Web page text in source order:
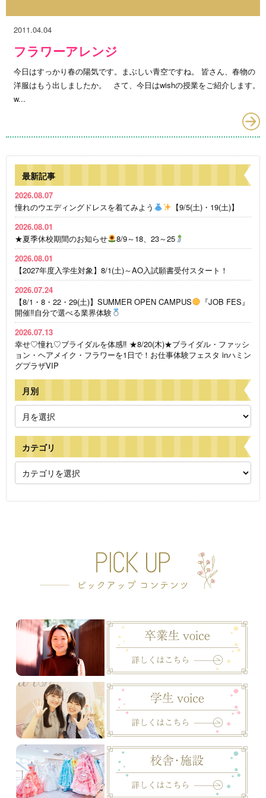
2011.04.04
フラワーアレンジ
今日はすっかり春の陽気です。まぶしい青空ですね。 皆さん、春物の
洋服はもう出しましたか。 さて、今日はwishの授業をご紹介します。
w...
最新記事
2026.08.07
憧れのウエディングドレスを着てみよう
【9/5(土)・19(土)】
2026.08.01
★夏季休校期間のお知らせ
8/9～18、23～25
2026.08.01
【2027年度入学生対象】8/1(土)～AO入試願書受付スタート！
2026.07.24
【8/1・8・22・29(土)】SUMMER OPEN CAMPUS
『JOB FES』
開催‼自分で選べる業界体験
2026.07.13
幸せ♡憧れ♡ブライダルを体感‼ ★8/20(木)★ブライダル・ファッシ
ョン・ヘアメイク・フラワーを1日で！お仕事体験フェスタ inハミン
グプラザVIP
月別
カテゴリ